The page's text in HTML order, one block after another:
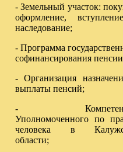
- Земельный участок:
оформление,
наследование;
- Программа
софинансирования
- Организация
выплаты пенсий;
-
Уполномоченного по
человека в
области;